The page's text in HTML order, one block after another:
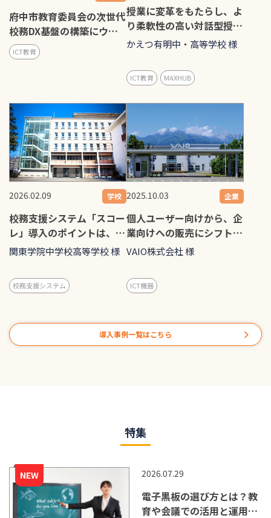
府中市教育委員会の次世代
校務DX基盤の構築にウチ
ダエスコが携わりました！
ICT教育
授業に変革をもたらし、よ
り柔軟性の高い対話型授業
を実現
かえつ有明中・高等学校 様
ICT教育 MAXHUB
2026.02.09 学校
校務支援システム「スコー
レ」導入のポイントは、成
績・出欠・個人情報の統
ービス連携で校務DXを推
進
関東学院中学校高等学校 様
校務支援システム
2025.10.03 企業
個人ユーザー向けから、企
業向けへの販売にシフト
販売戦略の変更にともな
VAIO株式会社 様
ICT機器
導入事例一覧はこちら
特集
2026.07.29
電子黒板の選び方とは？教
育や会議での活用と運用の